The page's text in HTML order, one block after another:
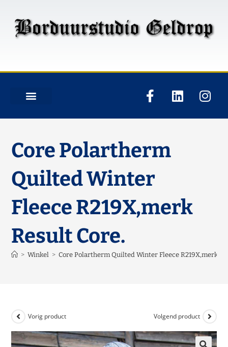
Core Polartherm
Quilted Winter
Fleece R219X,merk
Result Core.
> Winkel > Core Polartherm Quilted Winter Fleece R219X,merk
Vorig product Volgend product